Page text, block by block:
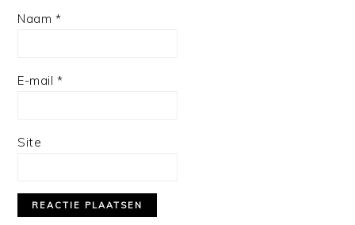
Naam *
E-mail *
Site